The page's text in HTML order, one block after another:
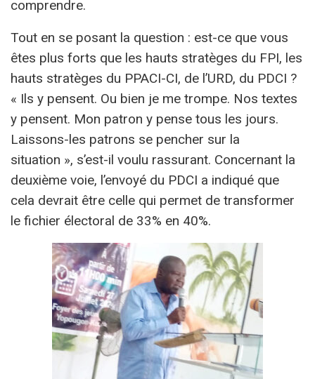
comprendre.
Tout en se posant la question : est-ce que vous
êtes plus forts que les hauts stratèges du FPI, les
hauts stratèges du PPACI-CI, de l’URD, du PDCI ?
« Ils y pensent. Ou bien je me trompe. Nos textes
y pensent. Mon patron y pense tous les jours.
Laissons-les patrons se pencher sur la
situation », s’est-il voulu rassurant. Concernant la
deuxième voie, l’envoyé du PDCI a indiqué que
cela devrait être celle qui permet de transformer
le fichier électoral de 33% en 40%.